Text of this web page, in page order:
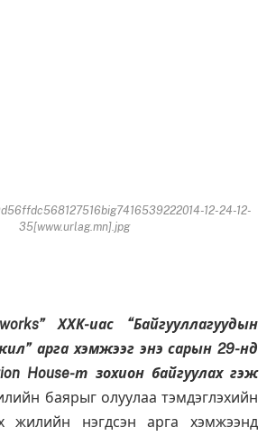
12-24-12-
35[www.urlag.mn].jpg
works” ХХК-иас “Байгууллагуудын
арга хэмжээг энэ сарын 29-нд
House-т зохион байгуулах гэж
баярыг олуулаа тэмдэглэхийн
жилийн нэгдсэн арга хэмжээнд